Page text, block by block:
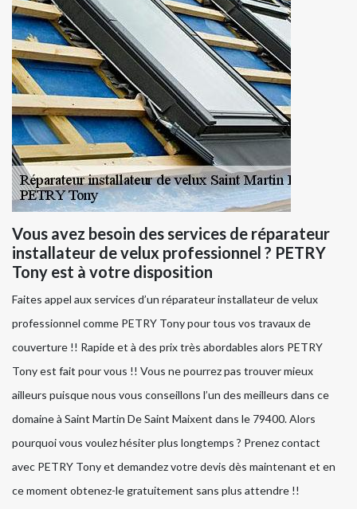
Vous avez besoin des services de réparateur
installateur de velux professionnel ? PETRY
Tony est à votre disposition
Faites appel aux services d’un réparateur installateur de velux
professionnel comme PETRY Tony pour tous vos travaux de
couverture !! Rapide et à des prix très abordables alors PETRY
Tony est fait pour vous !! Vous ne pourrez pas trouver mieux
ailleurs puisque nous vous conseillons l’un des meilleurs dans ce
domaine à Saint Martin De Saint Maixent dans le 79400. Alors
pourquoi vous voulez hésiter plus longtemps ? Prenez contact
avec PETRY Tony et demandez votre devis dès maintenant et en
ce moment obtenez-le gratuitement sans plus attendre !!